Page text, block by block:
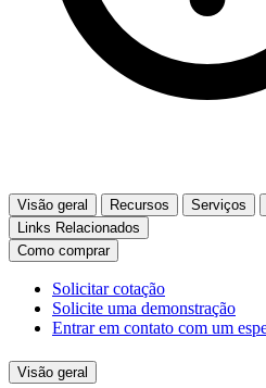
Visão geral Recursos Serviços
Links Relacionados
Como comprar
Solicitar cotação
Solicite uma demonstração
Entrar em contato com um
Visão geral